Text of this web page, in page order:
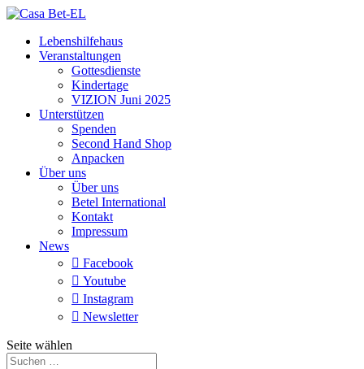
Lebenshilfehaus
Veranstaltungen
Gottesdienste
Kindertage
VIZION Juni 2025
Unterstützen
Spenden
Second Hand Shop
Anpacken
Über uns
Über uns
Betel International
Kontakt
Impressum
News
 Facebook
 Youtube
 Instagram
 Newsletter
Seite wählen